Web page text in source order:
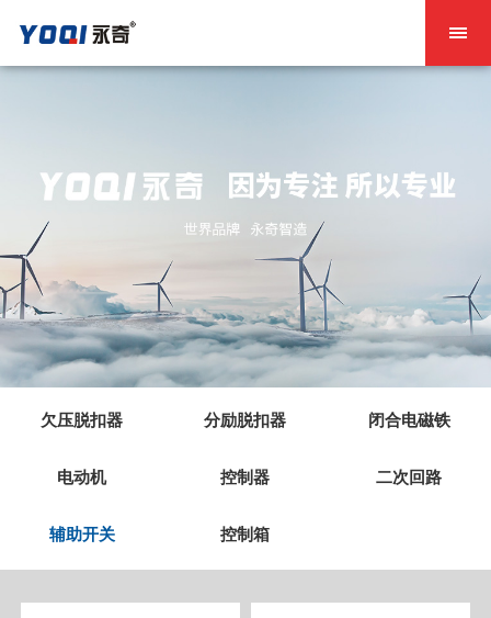
欠压脱扣器 分励脱扣器 闭合电磁铁
电动机 控制器 二次回路
辅助开关 控制箱